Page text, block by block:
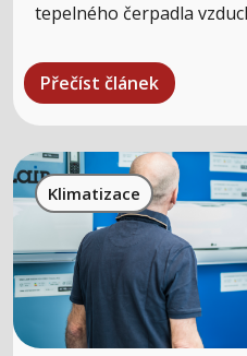
tepelného čerpadla
Přečíst článek
Klimatizace